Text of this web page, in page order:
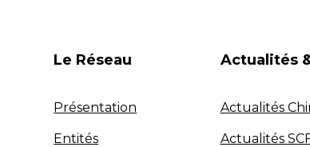
Le Réseau
Présentation
Entités
Actualités
Actualités
Actualités